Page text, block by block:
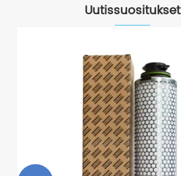
Uutissuositukset